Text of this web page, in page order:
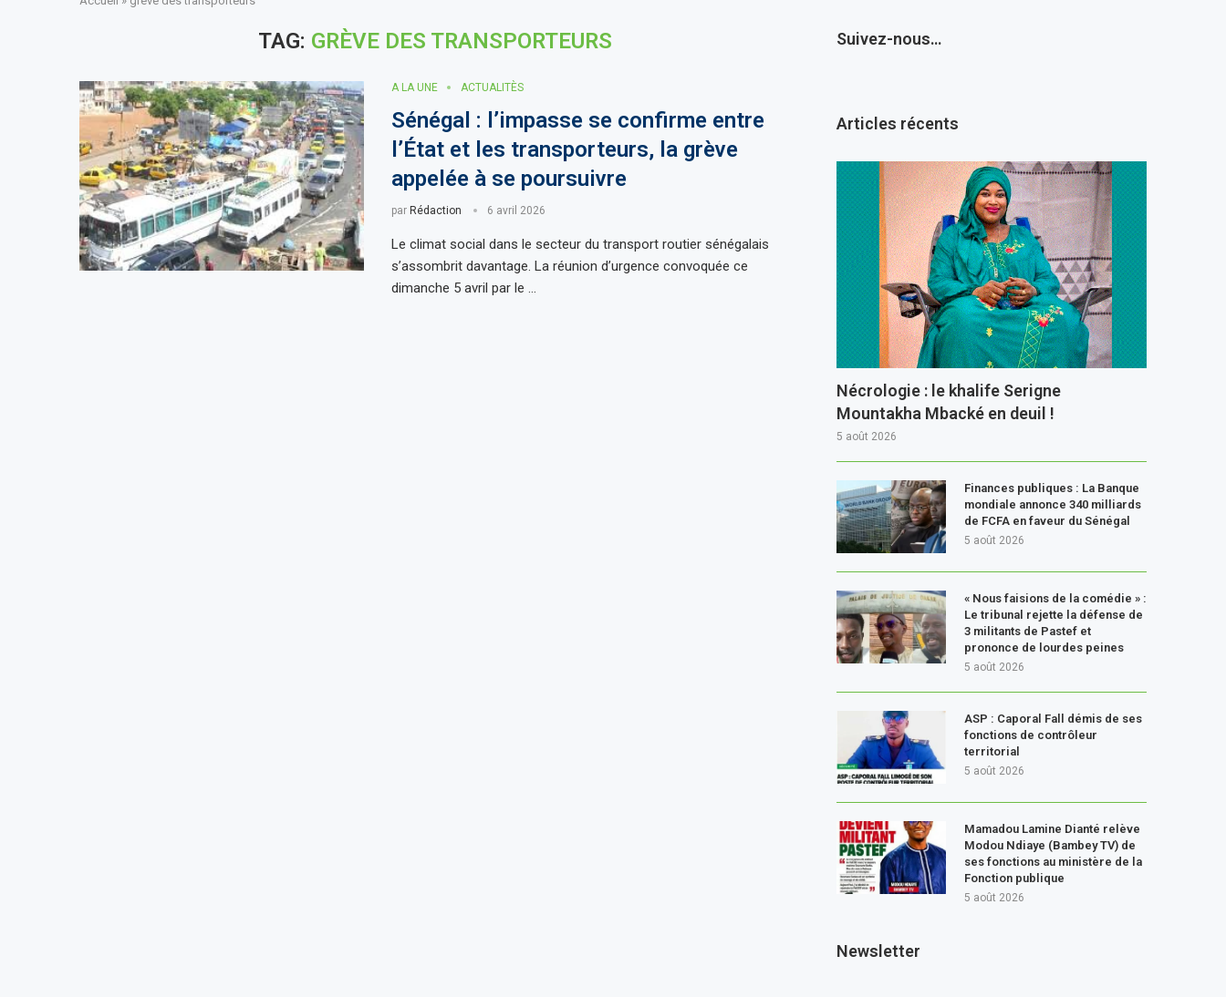
TAG: GRÈVE DES TRANSPORTEURS
A LA UNE ACTUALITÈS
Sénégal : l’impasse se confirme entre
l’État et les transporteurs, la grève
appelée à se poursuivre
par Rédaction 6 avril 2026
Le climat social dans le secteur du transport routier sénégalais
s’assombrit davantage. La réunion d’urgence convoquée ce
dimanche 5 avril par le …
Suivez-nous…
Articles récents
Nécrologie : le khalife Serigne
Mountakha Mbacké en deuil !
5 août 2026
Finances publiques : La Banque
mondiale annonce 340 milliards
de FCFA en faveur du Sénégal
5 août 2026
« Nous faisions de la comédie » :
Le tribunal rejette la défense de
3 militants de Pastef et
prononce de lourdes peines
5 août 2026
ASP : Caporal Fall démis de ses
fonctions de contrôleur
territorial
5 août 2026
Mamadou Lamine Dianté relève
Modou Ndiaye (Bambey TV) de
ses fonctions au ministère de la
Fonction publique
5 août 2026
Newsletter